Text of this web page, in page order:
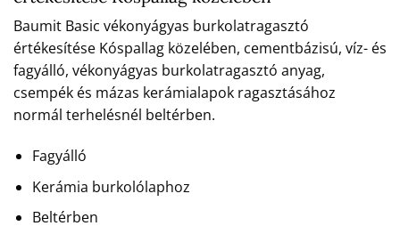
Baumit Basic vékonyágyas burkolatragasztó
értékesítése Kóspallag közelében, cementbázisú, víz- és
fagyálló, vékonyágyas burkolatragasztó anyag,
csempék és mázas kerámialapok ragasztásához
normál terhelésnél beltérben.
Fagyálló
Kerámia burkolólaphoz
Beltérben